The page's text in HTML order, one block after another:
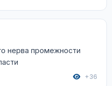
нерва промежности
+36